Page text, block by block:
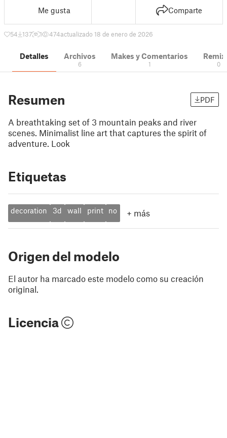
Me gusta Comparte
54 137 1 474actualizado 18 de enero de 2026
Detalles Archivos
6
Makes y Comentarios
1 0
Resumen PDF
A breathtaking set of 3 mountain peaks and river
scenes. Minimalist line art that captures the spirit of
adventure. Look
Etiquetas
decoration 3d wall print no + más
Origen del modelo
El autor ha marcado este modelo como su creación
original.
Licencia